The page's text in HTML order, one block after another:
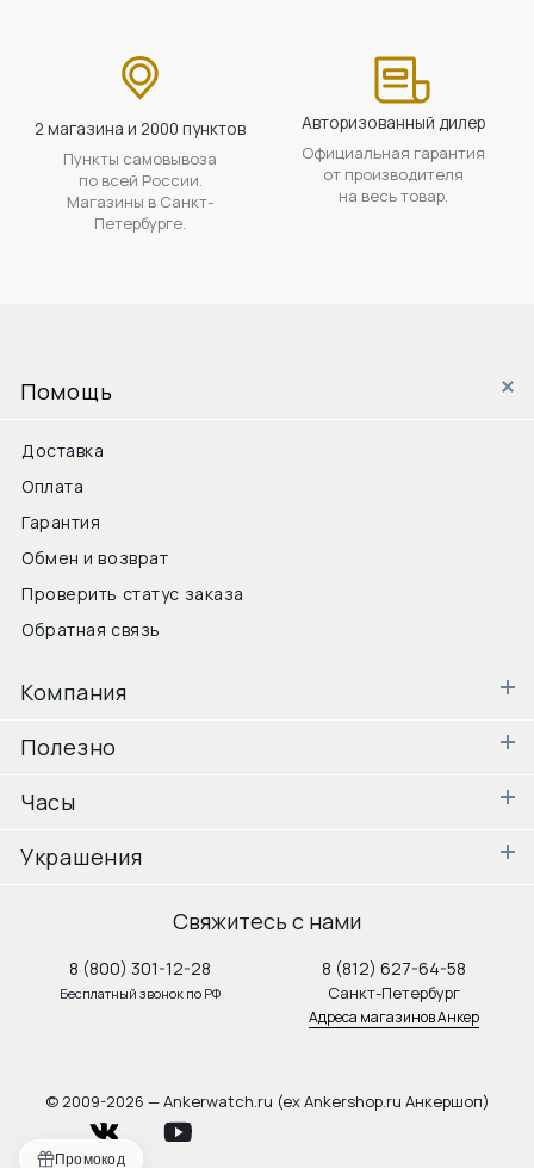
Промокод
2 магазина и 2000 пунктов
Пункты самовывоза
по всей России.
Магазины в Санкт-
Петербурге.
Авторизованный дилер
Официальная гарантия
от производителя
на весь товар.
Помощь
Доставка
Оплата
Гарантия
Обмен и возврат
Проверить статус заказа
Обратная связь
Компания
Полезно
Часы
Украшения
Свяжитесь с нами
8 (800) 301-12-28
Бесплатный звонок по РФ
8 (812) 627-64-58
Санкт-Петербург
Адреса магазинов Анкер
© 2009-2026 — Ankerwatch.ru (ex Ankershop.ru Анкершоп)
vkontakte youtube